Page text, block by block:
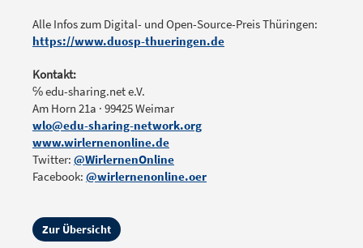
Alle Infos zum Digital- und Open-Source-Preis Thüringen:
https://www.duosp-thueringen.de
Kontakt:
℅ edu-sharing.net e.V.
Am Horn 21a · 99425 Weimar
wlo@edu-sharing-network.org
www.wirlernenonline.de
Twitter: @WirlernenOnline
Facebook: @wirlernenonline.oer
Zur Übersicht